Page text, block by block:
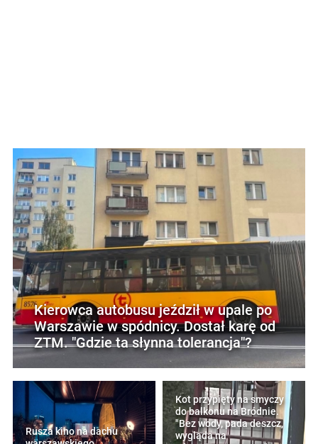
Kierowca autobusu jeździł w upale po
Warszawie w spódnicy. Dostał karę od
ZTM. "Gdzie ta słynna tolerancja"?
Rusza kino na dachu
Kot przypięty na smyczy
do balkonu na Bródnie.
"Bez wody, pada deszcz,
wygląda na